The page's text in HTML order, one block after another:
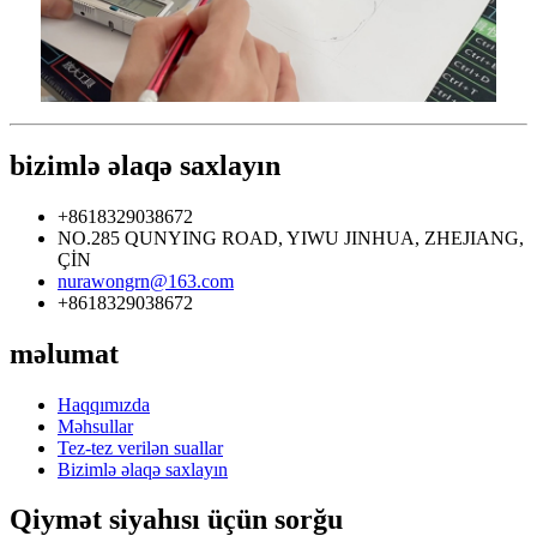
bizimlə əlaqə saxlayın
+8618329038672
NO.285 QUNYING ROAD, YIWU JINHUA, ZHEJIANG,
ÇİN
nurawongrn@163.com
+8618329038672
məlumat
Haqqımızda
Məhsullar
Tez-tez verilən suallar
Bizimlə əlaqə saxlayın
Qiymət siyahısı üçün sorğu